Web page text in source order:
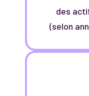
des
(selon